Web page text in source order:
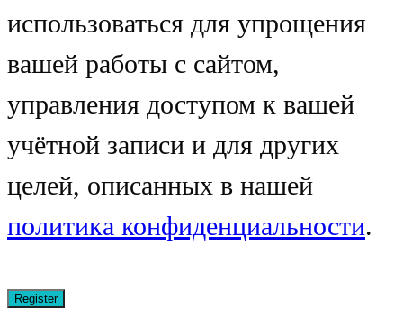
использоваться для упрощения
вашей работы с сайтом,
управления доступом к вашей
учётной записи и для других
целей, описанных в нашей
политика конфиденциальности.